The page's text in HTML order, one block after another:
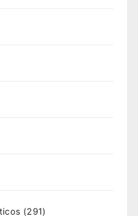
(291)